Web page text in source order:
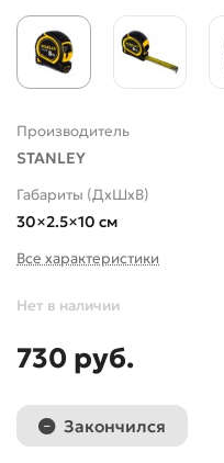
Производитель
STANLEY
Габариты (ДхШхВ)
30×2.5×10 см
Все характеристики
Нет в наличии
730 руб.
Закончился